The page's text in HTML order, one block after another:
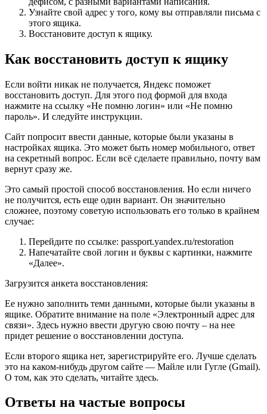
Узнайте свой адрес у того, кому вы отправляли письма с
этого ящика.
Восстановите доступ к ящику.
Как восстановить доступ к ящику
Если войти никак не получается, Яндекс поможет
восстановить доступ. Для этого под формой для входа
нажмите на ссылку «Не помню логин» или «Не помню
пароль». И следуйте инструкции.
Сайт попросит ввести данные, которые были указаны в
настройках ящика. Это может быть номер мобильного, ответ
на секретный вопрос. Если всё сделаете правильно, почту вам
вернут сразу же.
Это самый простой способ восстановления. Но если ничего
не получится, есть еще один вариант. Он значительно
сложнее, поэтому советую использовать его только в крайнем
случае:
Перейдите по ссылке: passport.yandex.ru/restoration
Напечатайте свой логин и буквы с картинки, нажмите
«Далее».
Загрузится анкета восстановления:
Ее нужно заполнить теми данными, которые были указаны в
ящике. Обратите внимание на поле «Электронный адрес для
связи». Здесь нужно ввести другую свою почту – на нее
придет решение о восстановлении доступа.
Если второго ящика нет, зарегистрируйте его. Лучше сделать
это на каком-нибудь другом сайте — Майле или Гугле (Gmail).
О том, как это сделать, читайте здесь.
Ответы на частые вопросы